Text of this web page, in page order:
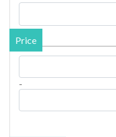
Price
-